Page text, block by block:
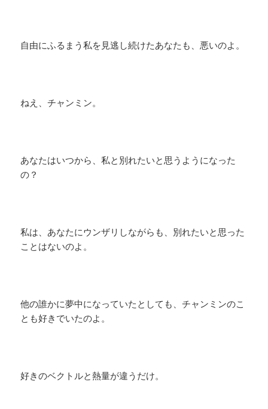
自由にふるまう私を見逃し続けたあなたも、悪いのよ。
ねえ、チャンミン。
あなたはいつから、私と別れたいと思うようになった
の？
私は、あなたにウンザリしながらも、別れたいと思った
ことはないのよ。
他の誰かに夢中になっていたとしても、チャンミンのこ
とも好きでいたのよ。
好きのベクトルと熱量が違うだけ。